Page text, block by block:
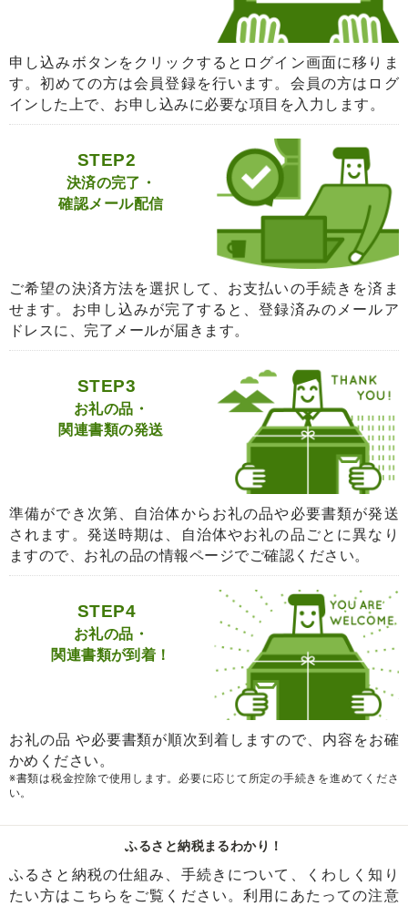
申し込みボタンをクリックするとログイン画面に移りま
す。初めての方は会員登録を行います。会員の方はログ
インした上で、お申し込みに必要な項目を入力します。
STEP2
決済の完了・
確認メール配信
ご希望の決済方法を選択して、お支払いの手続きを済ま
せます。お申し込みが完了すると、登録済みのメールア
ドレスに、完了メールが届きます。
STEP3
お礼の品・
関連書類の発送
準備ができ次第、自治体からお礼の品や必要書類が発送
されます。発送時期は、自治体やお礼の品ごとに異なり
ますので、お礼の品の情報ページでご確認ください。
STEP4
お礼の品・
関連書類が到着！
お礼の品 や必要書類が順次到着しますので、内容をお確
かめください。
※書類は税金控除で使用します。必要に応じて所定の手続きを進めてくださ
い。
ふるさと納税まるわかり！
ふるさと納税の仕組み、手続きについて、くわしく知り
たい方はこちらをご覧ください。利用にあたっての注意